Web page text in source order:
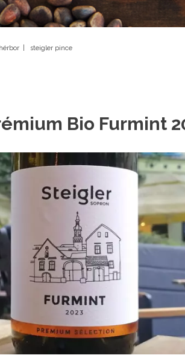
steigler pince
Bio Furmint